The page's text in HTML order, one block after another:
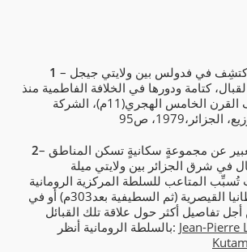
1 – من تلك النقوش ما اكتشِف في فدولس بين ولايتي جيجل
كتامة ودورها في الخلافة الفاطمية منذ
تأسيسها إلى مُنتصف القرن الخامس الهجري(11م)، الشركة
2– ذكرها بطليموس للتعبير عن مجموعةٍ سكانيةٍ تسكن المناطق
في شرق الجزائر بين ولايتي ميلة
المتاعب للسلطة المركزية الرومانية
سواء في عهد موريطانيا القيصرية (ثم السطيفية بعد303م) أو في
أجل تفاصيل أكثر حول علاقة تلك القبائل
بالسلطة الرومانية أنظر: Jean-Pierre